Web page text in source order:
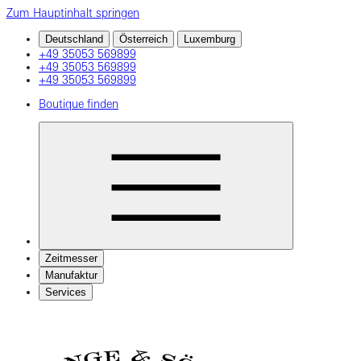
Zum Hauptinhalt springen
Deutschland Österreich Luxemburg
+49 35053 569899
+49 35053 569899
+49 35053 569899
Boutique finden
Zeitmesser
Manufaktur
Services